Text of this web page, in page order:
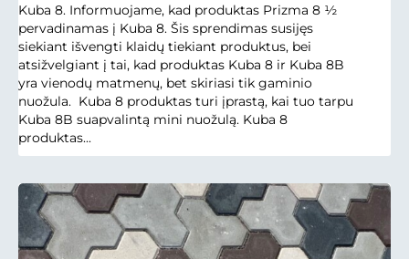
Kuba 8. Informuojame, kad produktas Prizma 8 ½
pervadinamas į Kuba 8. Šis sprendimas susijęs
siekiant išvengti klaidų tiekiant produktus, bei
atsižvelgiant į tai, kad produktas Kuba 8 ir Kuba 8B
yra vienodų matmenų, bet skiriasi tik gaminio
nuožula. Kuba 8 produktas turi įprastą, kai tuo tarpu
Kuba 8B suapvalintą mini nuožulą. Kuba 8
produktas...